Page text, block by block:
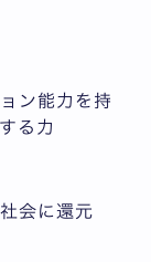
ン能力を持
る力
会に還元